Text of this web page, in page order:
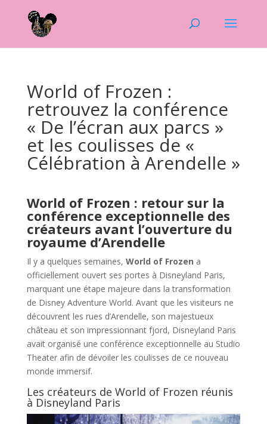
World of Frozen :
retrouvez la conférence
« De l’écran aux parcs »
et les coulisses de «
Célébration à Arendelle »
World of Frozen : retour sur la
conférence exceptionnelle des
créateurs avant l’ouverture du
royaume d’Arendelle
Il y a quelques semaines, World of Frozen a
officiellement ouvert ses portes à Disneyland Paris,
marquant une étape majeure dans la transformation
de Disney Adventure World. Avant que les visiteurs ne
découvrent les rues d’Arendelle, son majestueux
château et son impressionnant fjord, Disneyland Paris
avait organisé une conférence exceptionnelle au Studio
Theater afin de dévoiler les coulisses de ce nouveau
monde immersif.
Les créateurs de World of Frozen réunis
à Disneyland Paris